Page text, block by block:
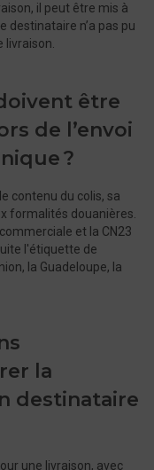
il peut être mis à
destinataire n’a pas pu
être
de l’envoi
?
contenu du colis, sa
formalités douanières.
et la CN23
l'étiquette de
la Guadeloupe, la
la
destinataire
une livraison, avec